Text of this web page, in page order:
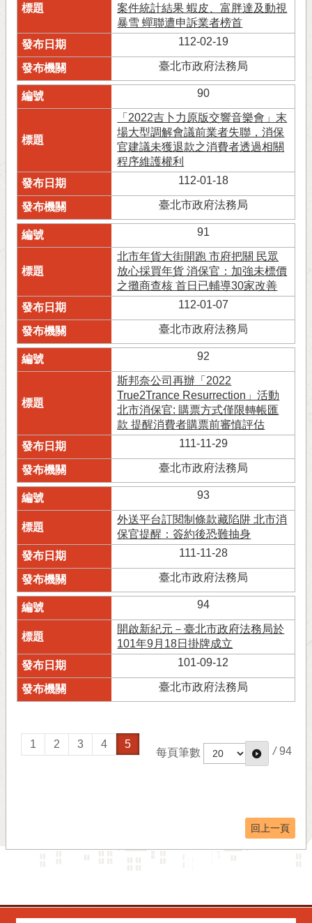
案件統計結果 蝦皮、富胖達及動視
暴雪 蟬聯遭申訴業者榜首
112-02-19
臺北市政府法務局
90
「2022吉卜力原版交響音樂會」末
場大型調解會議前業者失聯，消保
官建議未獲退款之消費者透過相關
程序維護權利
112-01-18
臺北市政府法務局
91
北市年貨大街開跑 市府把關 民眾
放心採買年貨 消保官：加強未標價
之攤商查核 首日已輔導30家改善
112-01-07
臺北市政府法務局
92
斯邦奈公司再辦「2022
True2Trance Resurrection」活動
北市消保官: 購票方式僅限轉帳匯
款 提醒消費者購票前審慎評估
111-11-29
臺北市政府法務局
93
外送平台訂閱制條款藏陷阱 北市消
保官提醒：簽約後恐難抽身
111-11-28
臺北市政府法務局
94
開啟新紀元－臺北市政府法務局於
101年9月18日掛牌成立
101-09-12
臺北市政府法務局
1 2 3 4 5
每頁筆數 / 94
回上一頁